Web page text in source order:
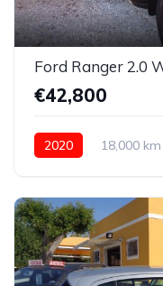
Ford Ranger 2.0
€42,800
2020 18,000 km